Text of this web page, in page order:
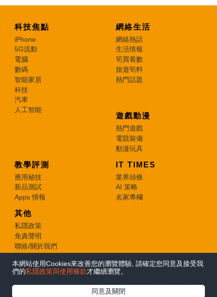
科技焦點
iPhone
5G流動
電腦
數碼
智能家居
科技
汽車
人工智能
網絡生活
網絡熱話
生活情報
筍買着數
旅遊筍料
熱門話題
遊戲動漫
熱門遊戲
電競裝備
動漫玩具
教學評測
應用秘技
新品測試
Apps 情報
IT TIMES
業界頭條
AI 策略
名家專欄
其他
私隱政策
免責聲明
聯絡/關於我們
© 2026 e-zone. All Rights Reserved.
本網站使用Cookies來改善您的瀏覽體驗, 請確定您同意及接受我
們的私隱政策與使用條款才繼續瀏覽。
同意及關閉